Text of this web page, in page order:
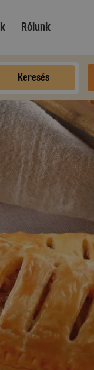
Rólunk
Keresés